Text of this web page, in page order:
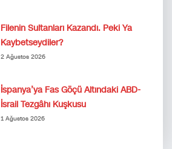
Filenin Sultanları Kazandı. Peki Ya
Kaybetseydiler?
2 Ağustos 2026
İspanya’ya Fas Göçü Altındaki ABD-
İsrail Tezgâhı Kuşkusu
1 Ağustos 2026